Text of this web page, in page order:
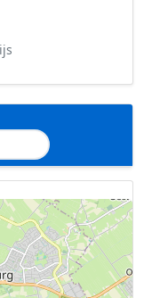
coördinaten.